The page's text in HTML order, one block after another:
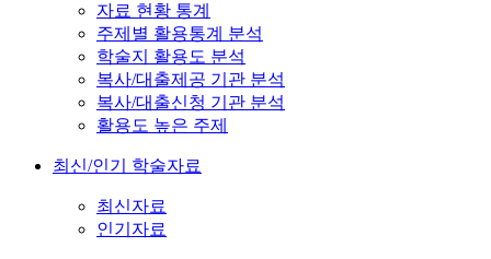
자료 현황 통계
주제별 활용통계 분석
학술지 활용도 분석
복사/대출제공 기관 분석
복사/대출신청 기관 분석
활용도 높은 주제
최신/인기 학술자료
최신자료
인기자료